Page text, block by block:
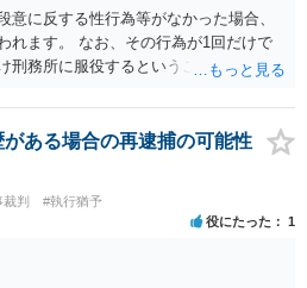
意に反する性行為等がなかった場合、
れます。 なお、その行為が1回だけで
刑務所に服役するということは考えに
ある場合の再逮捕の可能性
判 #執行猶予
役にたった 1